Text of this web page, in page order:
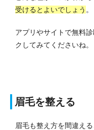
受けるとよいでしょう 。
アプリやサイトで無料
クしてみてくださいね。
眉毛を整える
眉毛も整え方を間違え